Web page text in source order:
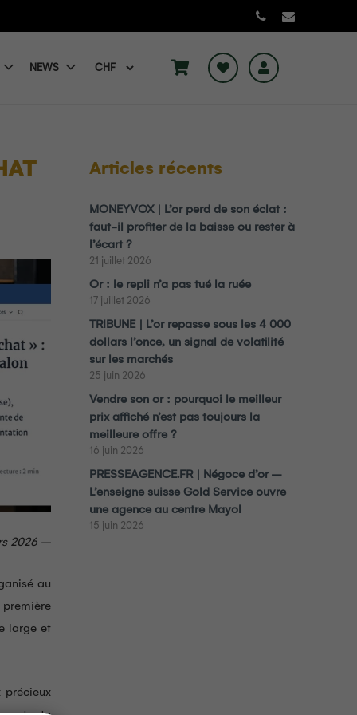
NEWS
2026 –
au
première
large et
précieux
Articles récents
MONEYVOX | L’or perd de son éclat :
faut-il profiter de la baisse ou rester à
l’écart ?
21 juillet 2026
Or : le repli n’a pas tué la ruée
17 juillet 2026
TRIBUNE | L’or repasse sous les 4 000
dollars l’once, un signal de volatilité
sur les marchés
25 juin 2026
Vendre son or : pourquoi le meilleur
prix affiché n’est pas toujours la
meilleure offre ?
16 juin 2026
PRESSEAGENCE.FR | Négoce d’or –
L’enseigne suisse Gold Service ouvre
une agence au centre Mayol
15 juin 2026